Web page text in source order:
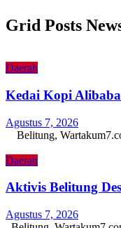
Grid Posts
Daerah
Kedai Kopi
Agustus 7, 2026
Belitung,
Daerah
Aktivis Belitung
Agustus 7, 2026